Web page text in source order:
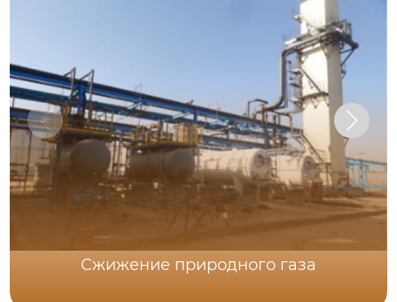
Сжижение природного газа